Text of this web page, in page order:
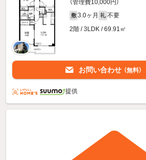
（管理費10,000円）
敷 3.0ヶ月 礼 不要
2階 / 3LDK / 69.91㎡
お問い合わせ （無料）
提供